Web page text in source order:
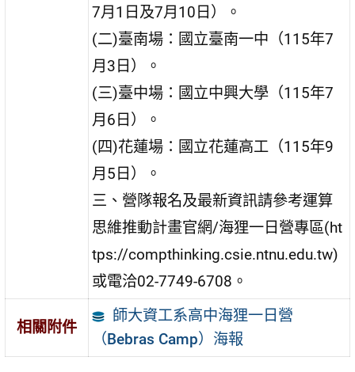
7月1日及7月10日）。
(二)臺南場：國立臺南一中（115年7
月3日）。
(三)臺中場：國立中興大學（115年7
月6日）。
(四)花蓮場：國立花蓮高工（115年9
月5日）。
三、營隊報名及最新資訊請參考運算
思維推動計畫官網/海狸一日營專區(ht
tps://compthinking.csie.ntnu.edu.tw)
或電洽02-7749-6708。
相關附件
師大資工系高中海狸一日營
（Bebras Camp）海報